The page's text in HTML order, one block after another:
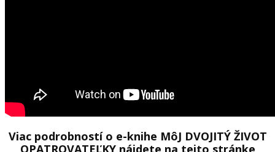
Viac podrobností o e-knihe MôJ DVOJITÝ ŽIVOT
OPATROVATEĽKY nájdete na tejto stránke